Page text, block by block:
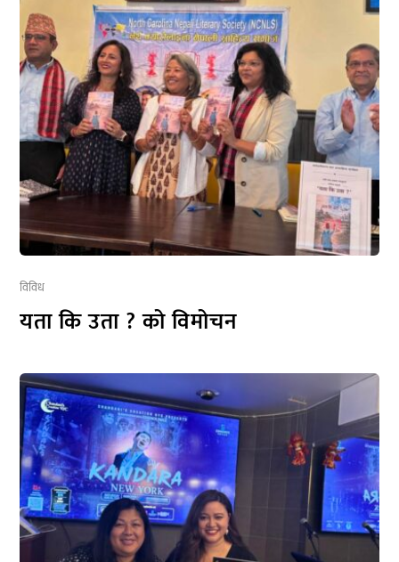
विविध
यता कि उता ? को विमोचन